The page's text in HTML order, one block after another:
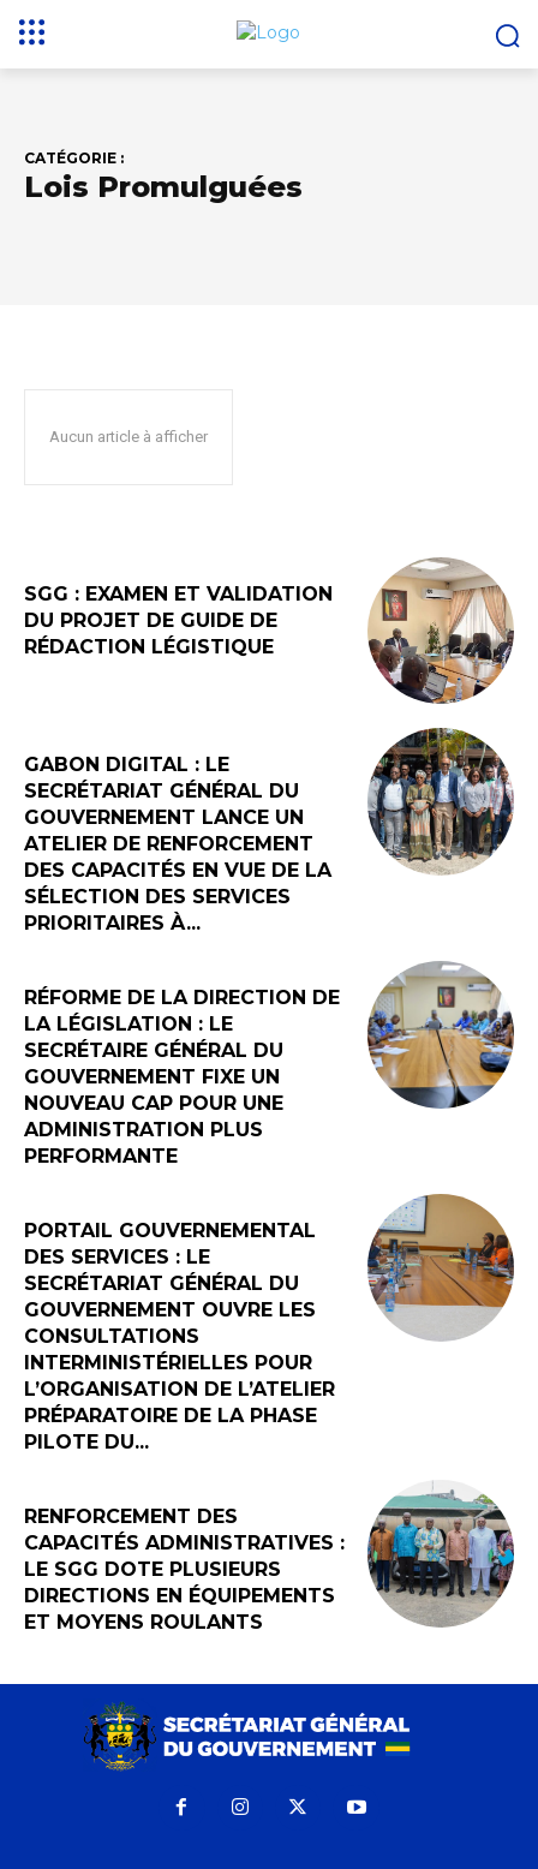
CATÉGORIE :
Lois Promulguées
Aucun article à afficher
SGG : EXAMEN ET VALIDATION
DU PROJET DE GUIDE DE
RÉDACTION LÉGISTIQUE
GABON DIGITAL : LE
SECRÉTARIAT GÉNÉRAL DU
GOUVERNEMENT LANCE UN
ATELIER DE RENFORCEMENT
DES CAPACITÉS EN VUE DE LA
SÉLECTION DES SERVICES
PRIORITAIRES À...
RÉFORME DE LA DIRECTION DE
LA LÉGISLATION : LE
SECRÉTAIRE GÉNÉRAL DU
GOUVERNEMENT FIXE UN
NOUVEAU CAP POUR UNE
ADMINISTRATION PLUS
PERFORMANTE
PORTAIL GOUVERNEMENTAL
DES SERVICES : LE
SECRÉTARIAT GÉNÉRAL DU
GOUVERNEMENT OUVRE LES
CONSULTATIONS
INTERMINISTÉRIELLES POUR
L’ORGANISATION DE L’ATELIER
PRÉPARATOIRE DE LA PHASE
PILOTE DU...
RENFORCEMENT DES
CAPACITÉS ADMINISTRATIVES :
LE SGG DOTE PLUSIEURS
DIRECTIONS EN ÉQUIPEMENTS
ET MOYENS ROULANTS